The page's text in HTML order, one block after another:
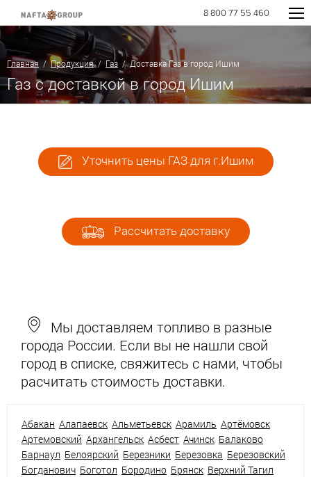
8 800 77 55 460
Главная /Продукция/ Газ / Доставка Газ в город Ишим
Газ с доставкой в город Ишим
Уточнить цены ГАЗ для г.Ишим
Рассчитать доставку
Мы доставляем топливо в разные
города России. Если вы не нашли свой
город в списке, свяжитесь с нами, чтобы
расчитать стоимость доставки.
Абакан Алапаевск Альметьевск Арамиль Артёмовск
Артемовский Архангельск Асбест Ачинск Балаково
Барнаул Белоярский Березники Березовка Березовский
Богданович Боготол Бородино Брянск Верхний Тагил